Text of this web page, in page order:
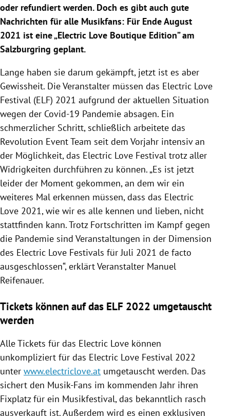
oder refundiert werden. Doch es gibt auch gute
Nachrichten für alle Musikfans: Für Ende August
2021 ist eine „Electric Love Boutique Edition” am
Salzburgring geplant.
Lange haben sie darum gekämpft, jetzt ist es aber
Gewissheit. Die Veranstalter müssen das Electric Love
Festival (ELF) 2021 aufgrund der aktuellen Situation
wegen der Covid-19 Pandemie absagen. Ein
schmerzlicher Schritt, schließlich arbeitete das
Revolution Event Team seit dem Vorjahr intensiv an
der Möglichkeit, das Electric Love Festival trotz aller
Widrigkeiten durchführen zu können. „Es ist jetzt
leider der Moment gekommen, an dem wir ein
weiteres Mal erkennen müssen, dass das Electric
Love 2021, wie wir es alle kennen und lieben, nicht
stattfinden kann. Trotz Fortschritten im Kampf gegen
die Pandemie sind Veranstaltungen in der Dimension
des Electric Love Festivals für Juli 2021 de facto
ausgeschlossen“, erklärt Veranstalter Manuel
Reifenauer.
Tickets können auf das ELF 2022 umgetauscht
werden
Alle Tickets für das Electric Love können
unkompliziert für das Electric Love Festival 2022
unter www.electriclove.at umgetauscht werden. Das
sichert den Musik-Fans im kommenden Jahr ihren
Fixplatz für ein Musikfestival, das bekanntlich rasch
ausverkauft ist. Außerdem wird es einen exklusiven